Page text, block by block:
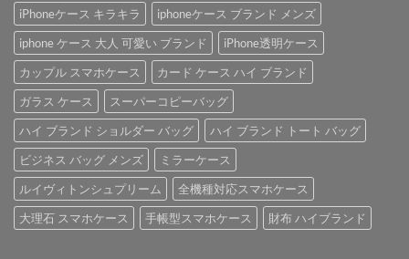
iPhoneケース キラキラ
iphoneケース ブランド メンズ
iphone ケース 大人 可愛い ブランド
iPhone透明ケース
カップル スマホケース
カード ケース ハイ ブランド
ガラス ケース
スーパーコピーバッグ
ハイ ブランド ショルダー バッグ
ハイ ブランド トート バッグ
ビジネス バッグ メンズ
ミラーケース
ルイヴィトンシュプリーム
全機種対応スマホケース
大理石 スマホケース
手帳型スマホケース 財布 ハイブランド